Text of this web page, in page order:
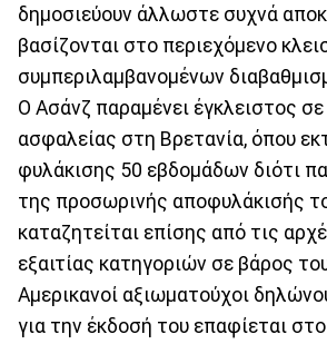
δημοσιεύουν άλλωστε συχνά
βασίζονται στο περιεχόμενο
συμπεριλαμβανομένων
Ο Ασάνζ παραμένει έγκλειστος
ασφαλείας στη Βρετανία, όπου
φυλάκισης 50 εβδομάδων διότι
της προσωρινής αποφυλάκισής
καταζητείται επίσης από τις
εξαιτίας κατηγοριών σε βάρος
Αμερικανοί αξιωματούχοι
για την έκδοσή του επαφίεται